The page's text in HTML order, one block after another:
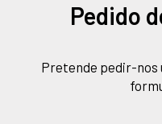
Pedido
Pretende pedir-nos